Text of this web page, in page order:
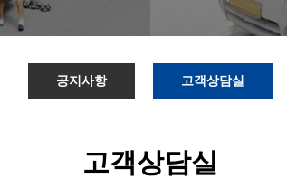
공지사항 고객상담실
고객상담실